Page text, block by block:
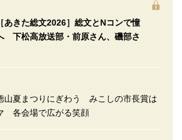
あきた総文2026］総文とNコンで憧
下松高放送部・前原さん、磯部さ
山夏まつりにぎわう みこしの市長賞は
各会場で広がる笑顔